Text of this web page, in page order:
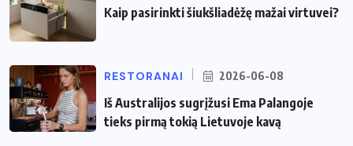
Kaip pasirinkti šiukšliadėžę mažai virtuvei?
RESTORANAI 2026-06-08
Iš Australijos sugrįžusi Ema Palangoje
tieks pirmą tokią Lietuvoje kavą